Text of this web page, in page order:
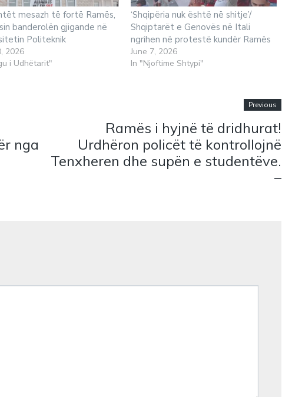
mesazh të fortë Ramës,
banderolën gjigande në
Politeknik
2026
i Udhëtarit"
‘Shqipëria nuk është në shitje’/
Shqiptarët e Genovës në Itali
ngrihen në protestë kundër Ramës
June 7, 2026
In "Njoftime Shtypi"
nga
Previous
Ramës i hyjnë të dridhurat!
Urdhëron policët të kontrollojnë
Tenxheren dhe supën e studentëve.
–